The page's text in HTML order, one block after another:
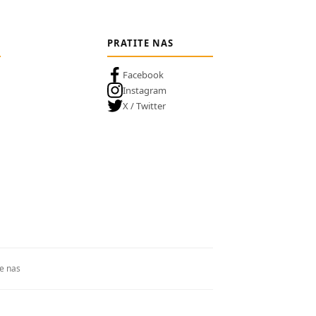
PRATITE NAS
Facebook
Instagram
X / Twitter
nas